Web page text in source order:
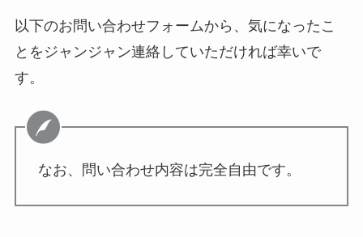
以下のお問い合わせフォームから、気になったこ
とをジャンジャン連絡していただければ幸いで
す。
なお、問い合わせ内容は完全自由です。